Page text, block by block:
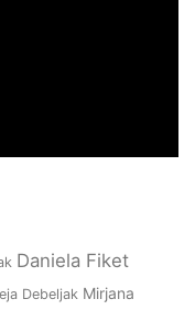
Daniela Fiket
Debeljak Mirjana